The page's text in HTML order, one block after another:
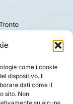
come i cookie
dispositivo. Il
dati come il
sito. Non